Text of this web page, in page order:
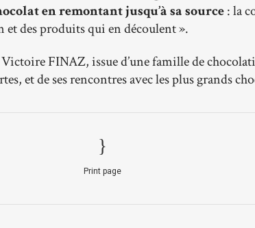
en remontant jusqu’à sa source: la
et des produits qui en découlent ».
FINAZ, issue d’une famille de
et de ses rencontres avec les plus grands
Print page